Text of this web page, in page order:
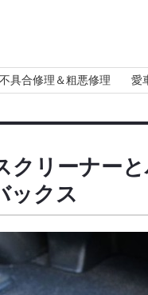
具合修理＆粗悪修理 愛
クリーナー
ックス